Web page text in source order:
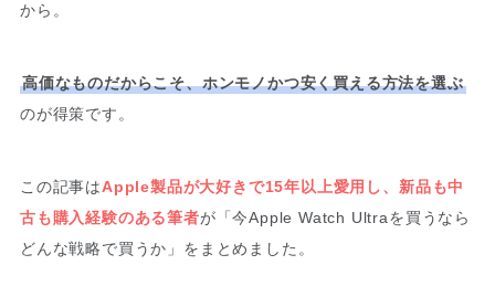
から。
高価なものだからこそ、ホンモノかつ安く買える方法を選ぶ
のが得策です。
この記事はApple製品が大好きで15年以上愛用し、新品も中
古も購入経験のある筆者が「今Apple Watch Ultraを買うなら
どんな戦略で買うか」をまとめました。